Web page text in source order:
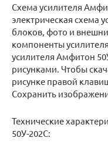
Схема усилителя
электрическая схема
блоков, фото и
компоненты
усилителя Амфитон
рисунками. Чтобы
рисунке правой
Сохранить
Технические
50У-202С: